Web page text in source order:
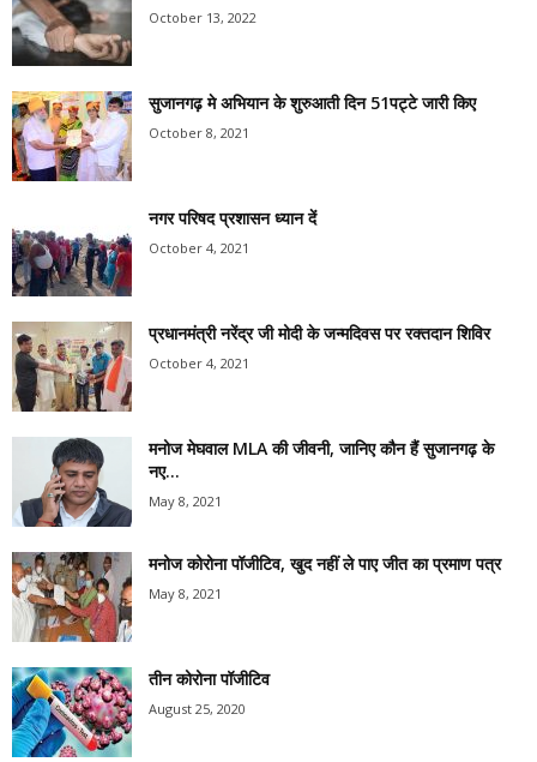
October 13, 2022
सुजानगढ़ मे अभियान के शुरुआती दिन 51पट्टे जारी किए
October 8, 2021
नगर परिषद प्रशासन ध्यान दें
October 4, 2021
प्रधानमंत्री नरेंद्र जी मोदी के जन्मदिवस पर रक्तदान शिविर
October 4, 2021
मनोज मेघवाल MLA की जीवनी, जानिए कौन हैं सुजानगढ़ के
नए...
May 8, 2021
मनोज कोरोना पॉजीटिव, खुद नहीं ले पाए जीत का प्रमाण पत्र
May 8, 2021
तीन कोरोना पॉजीटिव
August 25, 2020